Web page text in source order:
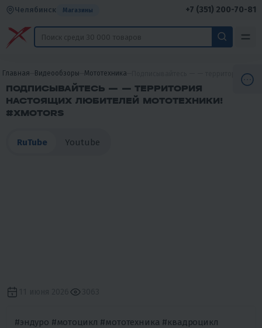
Челябинск Магазины +7 (351) 200-70-81
Главная Видеообзоры Мототехника Подписывайтесь — — территория
ПОДПИСЫВАЙТЕСЬ — — ТЕРРИТОРИЯ
НАСТОЯЩИХ ЛЮБИТЕЛЕЙ МОТОТЕХНИКИ!
#XMOTORS
RuTube Youtube
#эндуро #мотоцикл #мототехника #квадроцикл